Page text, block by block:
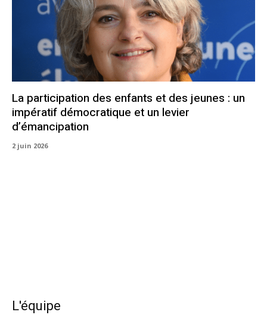
La participation des enfants et des jeunes : un
impératif démocratique et un levier
d’émancipation
2 juin 2026
L'équipe